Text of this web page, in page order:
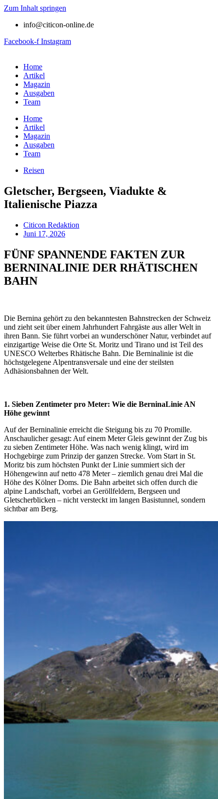
Zum Inhalt springen
info@citicon-online.de
Facebook-f Instagram
Home
Artikel
Magazin
Ausgaben
Team
Home
Artikel
Magazin
Ausgaben
Team
Reisen
Gletscher, Bergseen, Viadukte &
Italienische Piazza
Citicon Redaktion
Juni 17, 2026
FÜNF SPANNENDE FAKTEN ZUR
BERNINALINIE DER RHÄTISCHEN
BAHN
Die Bernina gehört zu den bekanntesten Bahnstrecken der Schweiz
und zieht seit über einem Jahrhundert Fahrgäste aus aller Welt in
ihren Bann. Sie führt vorbei an wunderschöner Natur, verbindet auf
einzigartige Weise die Orte St. Moritz und Tirano und ist Teil des
UNESCO Welterbes Rhätische Bahn. Die Berninalinie ist die
höchstgelegene Alpentransversale und eine der steilsten
Adhäsionsbahnen der Welt.
1. Sieben Zentimeter pro Meter: Wie die BerninaLinie AN
Höhe gewinnt
Auf der Berninalinie erreicht die Steigung bis zu 70 Promille.
Anschaulicher gesagt: Auf einem Meter Gleis gewinnt der Zug bis
zu sieben Zentimeter Höhe. Was nach wenig klingt, wird im
Hochgebirge zum Prinzip der ganzen Strecke. Vom Start in St.
Moritz bis zum höchsten Punkt der Linie summiert sich der
Höhengewinn auf netto 478 Meter – ziemlich genau drei Mal die
Höhe des Kölner Doms. Die Bahn arbeitet sich offen durch die
alpine Landschaft, vorbei an Geröllfeldern, Bergseen und
Gletscherblicken – nicht versteckt im langen Basistunnel, sondern
sichtbar am Berg.